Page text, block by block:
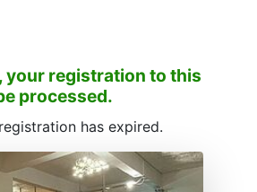
your registration to this
processed.
has expired.